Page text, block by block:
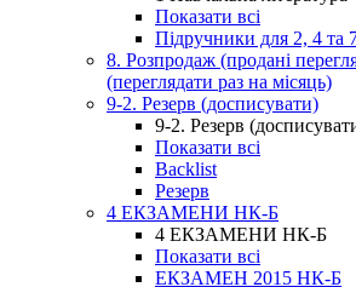
Показати всі
Підручники для 2, 4 та
8. Розпродаж (продані
(переглядати раз на місяць)
9-2. Резерв (досписувати)
9-2. Резерв
Показати всі
Backlist
Резерв
4 ЕКЗАМЕНИ НК-Б
4 ЕКЗАМЕНИ НК-Б
Показати всі
ЕКЗАМЕН 2015 НК-Б